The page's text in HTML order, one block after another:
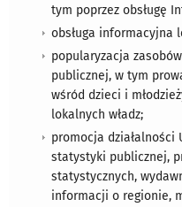
tym poprzez obsługę
obsługa informacyjna
popularyzacja
publicznej, w tym
wśród dzieci i
lokalnych władz;
promocja działalności
statystyki publicznej,
statystycznych,
informacji o regionie,